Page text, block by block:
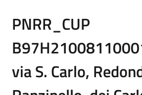
PNRR_CUP
via S. Carlo,